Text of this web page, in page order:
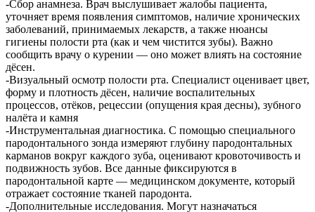
-Сбор анамнеза. Врач выслушивает жалобы пациента,
уточняет время появления симптомов, наличие хронических
заболеваний, принимаемых лекарств, а также нюансы
гигиены полости рта (как и чем чистится зубы). Важно
сообщить врачу о курении — оно может влиять на состояние
дёсен.
-Визуальный осмотр полости рта. Специалист оценивает цвет,
форму и плотность дёсен, наличие воспалительных
процессов, отёков, рецессии (опущения края десны), зубного
налёта и камня
-Инструментальная диагностика. С помощью специального
пародонтального зонда измеряют глубину пародонтальных
карманов вокруг каждого зуба, оценивают кровоточивость и
подвижность зубов. Все данные фиксируются в
пародонтальной карте — медицинском документе, который
отражает состояние тканей пародонта.
-Дополнительные исследования. Могут назначаться